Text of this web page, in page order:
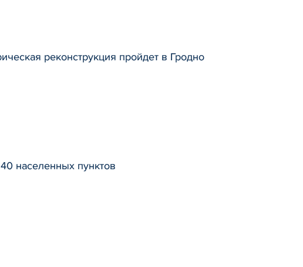
реконструкция пройдет в Гродно
населенных пунктов